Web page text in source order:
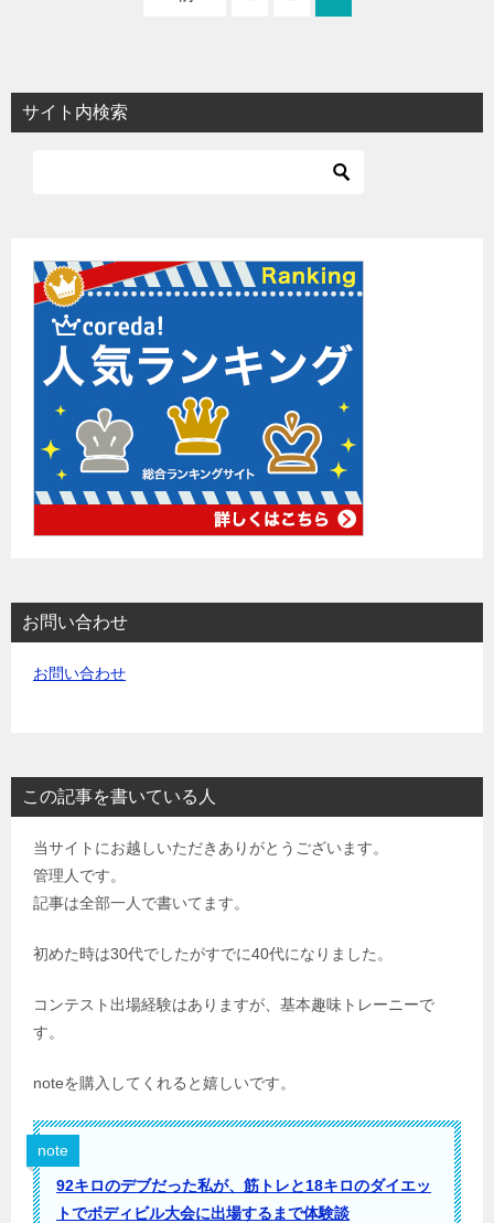
サイト内検索
お問い合わせ
お問い合わせ
この記事を書いている人
当サイトにお越しいただきありがとうございます。
管理人です。
記事は全部一人で書いてます。
初めた時は30代でしたがすでに40代になりました。
コンテスト出場経験はありますが、基本趣味トレーニーで
す。
noteを購入してくれると嬉しいです。
note
92キロのデブだった私が、筋トレと18キロのダイエッ
トでボディビル大会に出場するまで体験談